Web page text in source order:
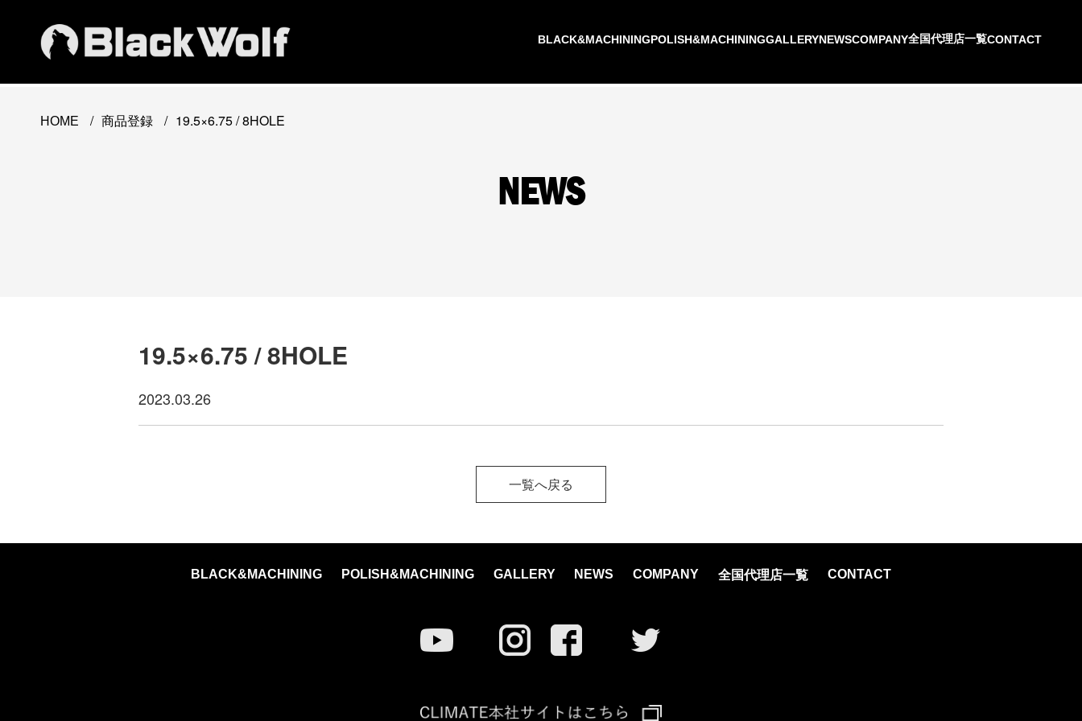
BLACK&MACHININGPOLISH&MACHININGGALLERYNEWSCOMPANY全国代理店一覧CONTACT
HOME / 商品登録 / 19.5×6.75 / 8HOLE
NEWS
19.5×6.75 / 8HOLE
2023.03.26
一覧へ戻る
BLACK&MACHINING POLISH&MACHINING GALLERY NEWS COMPANY 全国代理店一覧 CONTACT